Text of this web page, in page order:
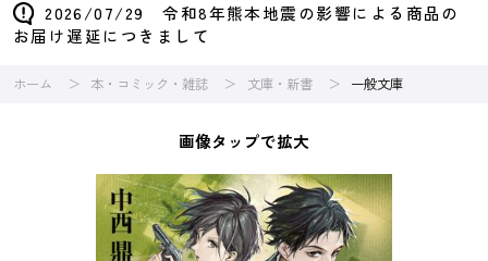
2026/07/29 令和8年熊本地震の影響による商品の
お届け遅延につきまして
ホーム 本・コミック・雑誌 文庫・新書 一般文庫
画像タップで拡大